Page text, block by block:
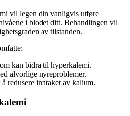
vil legen din vanligvis utføre
i blodet ditt. Behandlingen vil
av tilstanden.
kan bidra til hyperkalemi.
alvorlige nyreproblemer.
redusere inntaket av kalium.